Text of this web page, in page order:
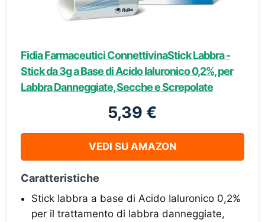
Fidia Farmaceutici ConnettivinaStick Labbra -
Stick da 3g a Base di Acido Ialuronico 0,2%, per
Labbra Danneggiate, Secche e Screpolate
5,39 €
VEDI SU AMAZON
Caratteristiche
Stick labbra a base di Acido Ialuronico 0,2%
per il trattamento di labbra danneggiate,